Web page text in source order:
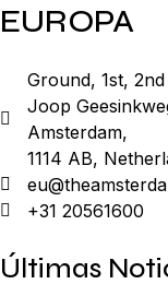
EUROPA
Ground, 1st,
Joop
Amsterdam,
1114 AB,
+31 20561600
Últimas